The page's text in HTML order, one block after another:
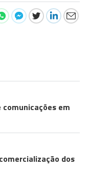
comunicações em
dos